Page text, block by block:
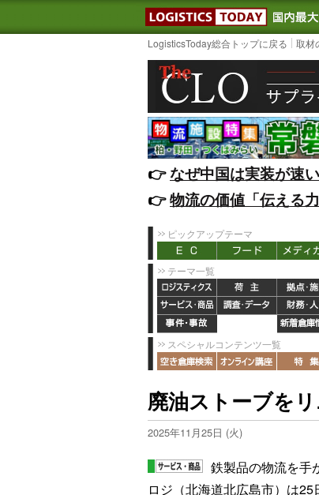
LogisticsToday総合トップに戻る 取材
👉️なぜ中国は実装が速
👉️物流の価値「伝える
ピックアップテーマ
テーマ一覧
スペシャルコンテンツ一覧
廃油ストーブを
2025年11月25日 (火)
鉄製品の物流を手
ロジ（北海道北広島市）は25